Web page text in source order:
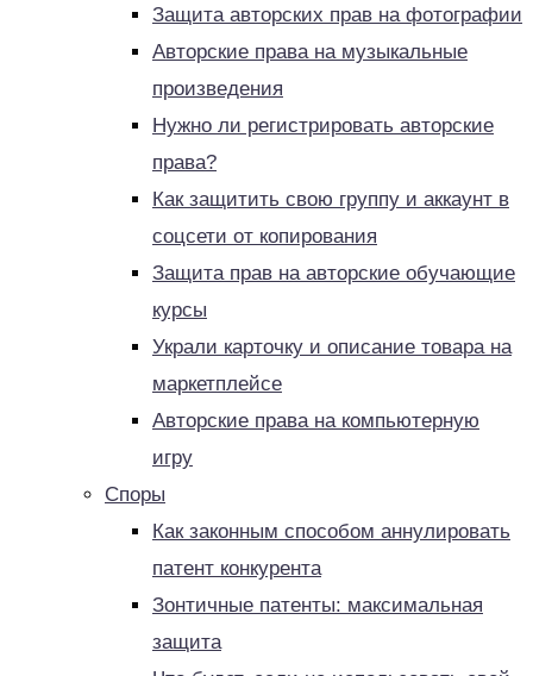
Защита авторских прав на фотографии
Авторские права на музыкальные
произведения
Нужно ли регистрировать авторские
права?
Как защитить свою группу и аккаунт в
соцсети от копирования
Защита прав на авторские обучающие
курсы
Украли карточку и описание товара на
маркетплейсе
Авторские права на компьютерную
игру
Споры
Как законным способом аннулировать
патент конкурента
Зонтичные патенты: максимальная
защита